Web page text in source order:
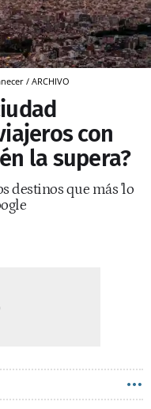
/ ARCHIVO
con
la supera?
destinos que más 'lo